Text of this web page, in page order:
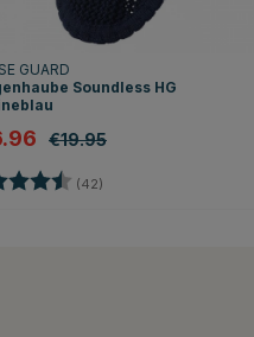
GUARD
Soundless HG
€19.95
(42)